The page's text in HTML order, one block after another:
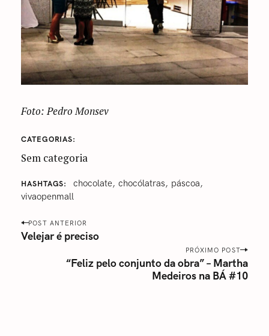
Foto: Pedro Monsev
CATEGORIAS
Sem categoria
HASHTAGS ‪‎chocolate ‎chocólatras
‎páscoa‬
‎vivaopenmall‬
P
o
POST ANTERIOR
Velejar é preciso
PRÓXIMO POST
“Feliz pelo conjunto da obra” – Martha
Medeiros na BÁ #10